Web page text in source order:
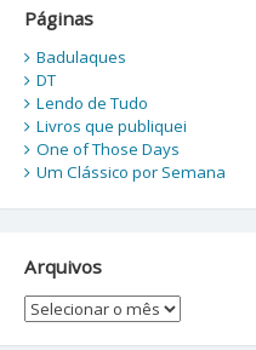
Páginas
Badulaques
DT
Lendo de Tudo
Livros que publiquei
One of Those Days
Um Clássico por Semana
Arquivos
Arquivos